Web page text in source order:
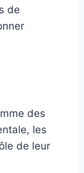
de
des
les
de leur